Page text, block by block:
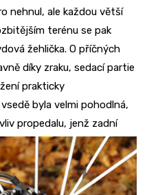
nehnul, ale každou větší
terénu se pak
žehlička. O příčných
díky zraku, sedací partie
prakticky
byla velmi pohodlná,
propedalu, jenž zadní